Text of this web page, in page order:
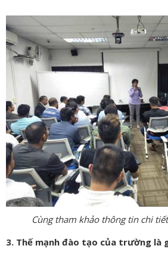
Cùng tham khảo thông tin chi
3. Thế mạnh đào tạo của trường là